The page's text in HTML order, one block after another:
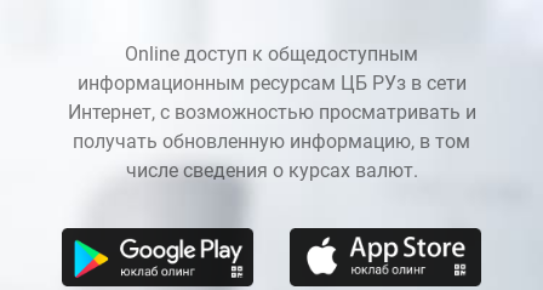
Online доступ к общедоступным
информационным ресурсам ЦБ РУз в сети
Интернет, с возможностью просматривать и
получать обновленную информацию, в том
числе сведения о курсах валют.